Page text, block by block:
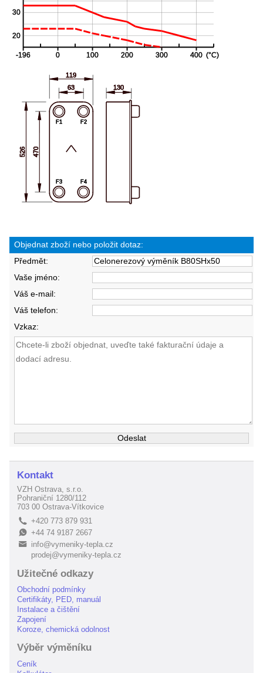
Objednat zboží nebo položit dotaz:
Předmět:
Vaše jméno:
Váš e-mail:
Váš telefon:
Vzkaz:
Kontakt
VZH Ostrava, s.r.o.
Pohraniční 1280/112
703 00 Ostrava-Vítkovice
L +420 773 879 931
E+44 74 9187 2667
B
info@vymeniky-tepla.cz
prodej@vymeniky-tepla.cz
Užitečné odkazy
Obchodní podmínky
Certifikáty, PED, manuál
Instalace a čištění
Zapojení
Koroze, chemická odolnost
Výběr výměníku
Ceník